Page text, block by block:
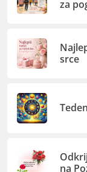
za
srce
na